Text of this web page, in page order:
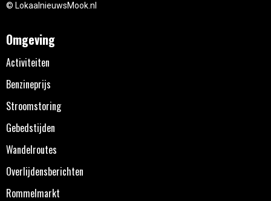
© LokaalnieuwsMook.nl
Omgeving
Activiteiten
Benzineprijs
Stroomstoring
Gebedstijden
Wandelroutes
Overlijdensberichten
Rommelmarkt